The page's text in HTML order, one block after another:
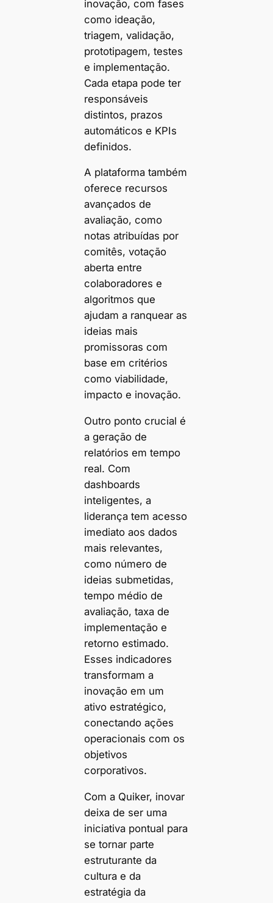
inovação, com fases
como ideação,
triagem, validação,
prototipagem, testes
e implementação.
Cada etapa pode ter
responsáveis
distintos, prazos
automáticos e KPIs
definidos.
A plataforma também
oferece recursos
avançados de
avaliação, como
notas atribuídas por
comitês, votação
aberta entre
colaboradores e
algoritmos que
ajudam a ranquear as
ideias mais
promissoras com
base em critérios
como viabilidade,
impacto e inovação.
Outro ponto crucial é
a geração de
relatórios em tempo
real. Com
dashboards
inteligentes, a
liderança tem acesso
imediato aos dados
mais relevantes,
como número de
ideias submetidas,
tempo médio de
avaliação, taxa de
implementação e
retorno estimado.
Esses indicadores
transformam a
inovação em um
ativo estratégico,
conectando ações
operacionais com os
objetivos
corporativos.
Com a Quiker, inovar
deixa de ser uma
iniciativa pontual para
se tornar parte
estruturante da
cultura e da
estratégia da